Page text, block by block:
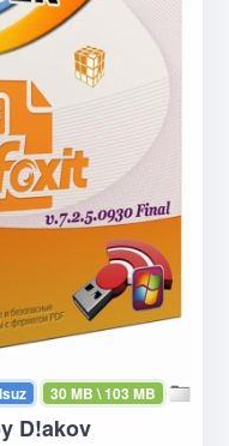
30 MB \ 103 MB
D!akov